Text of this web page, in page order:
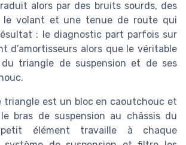
alors par des bruits sourds, des
le volant et une tenue de route qui
: le diagnostic part parfois sur
d’amortisseurs alors que le véritable
triangle de suspension et de ses
triangle est un bloc en caoutchouc et
bras de suspension au châssis du
élément travaille à chaque